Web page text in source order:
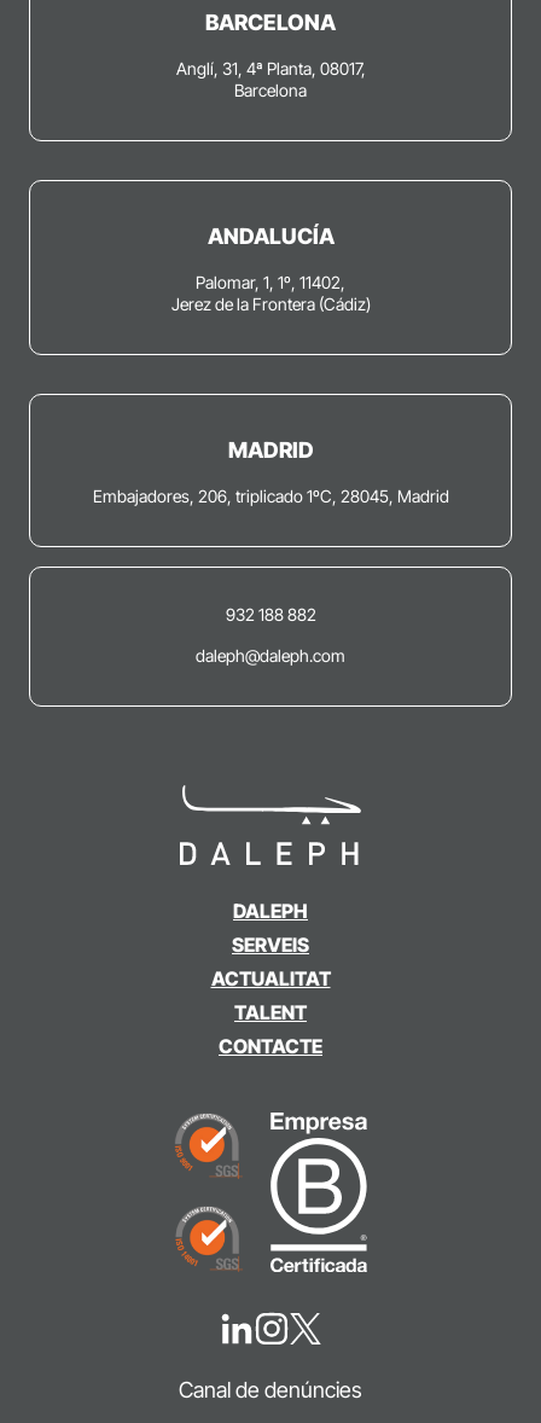
DALEPH
SERVEIS
ACTUALITAT
TALENT
CONTACTE
BARCELONA
Anglí, 31, 4ª Planta, 08017,
Barcelona
ANDALUCÍA
Palomar, 1, 1º, 11402,
Jerez de la Frontera (Cádiz)
MADRID
Embajadores, 206, triplicado 1ºC, 28045, Madrid
932 188 882
daleph@daleph.com
Canal de denúncies